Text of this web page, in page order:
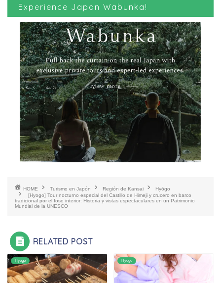
Experience Japan Wabunka!
HOME Turismo en Japón Región de Kansai
Hyōgo
[Hyogo] Tour nocturno especial del Castillo de Himeji y crucero en barco
tradicional por el foso interior: Historia y vistas espectaculares en un Patrimonio
Mundial de la UNESCO
RELATED POST
Hyōgo Hyōgo